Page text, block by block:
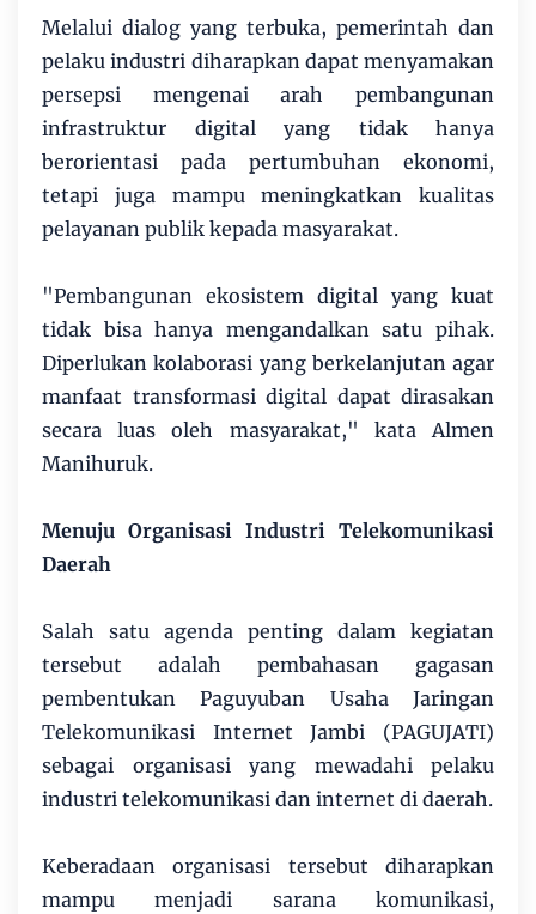
Melalui dialog yang terbuka, pemerintah dan
pelaku industri diharapkan dapat menyamakan
persepsi mengenai arah pembangunan
infrastruktur digital yang tidak hanya
berorientasi pada pertumbuhan ekonomi,
tetapi juga mampu meningkatkan kualitas
pelayanan publik kepada masyarakat.
"Pembangunan ekosistem digital yang kuat
tidak bisa hanya mengandalkan satu pihak.
Diperlukan kolaborasi yang berkelanjutan agar
manfaat transformasi digital dapat dirasakan
secara luas oleh masyarakat," kata Almen
Manihuruk.
Menuju Organisasi Industri Telekomunikasi
Daerah
Salah satu agenda penting dalam kegiatan
tersebut adalah pembahasan gagasan
pembentukan Paguyuban Usaha Jaringan
Telekomunikasi Internet Jambi (PAGUJATI)
sebagai organisasi yang mewadahi pelaku
industri telekomunikasi dan internet di daerah.
Keberadaan organisasi tersebut diharapkan
mampu menjadi sarana komunikasi,